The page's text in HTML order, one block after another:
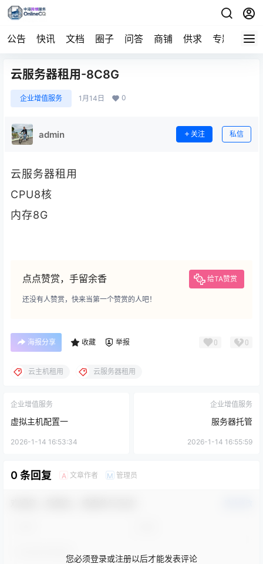
公告 快讯 文档 圈子 问答 商铺 供求 专题 导航
云服务器租用-8C8G
企业增值服务 1月14日 0
admin 关注 私信
云服务器租用
CPU8核
内存8G
点点赞赏，手留余香 给TA赞赏
还没有人赞赏，快来当第一个赞赏的人吧！
海报分享 收藏 举报 0 0
云主机租用 云服务器租用
企业增值服务
虚拟主机配置一
2026-1-14 16:53:34
企业增值服务
服务器托管
2026-1-14 16:55:59
0 条回复 A 文章作者 M 管理员
您必须登录或注册以后才能发表评论